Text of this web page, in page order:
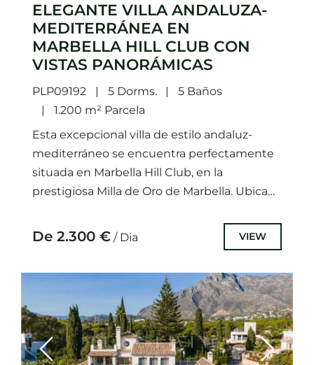
ELEGANTE VILLA ANDALUZA-
MEDITERRÁNEA EN
MARBELLA HILL CLUB CON
VISTAS PANORÁMICAS
PLP09192 5 Dorms.
5 Baños
1.200 m² Parcela
Esta excepcional villa de estilo andaluz-
mediterráneo se encuentra perfectamente
situada en Marbella Hill Club, en la
prestigiosa Milla de Oro de Marbella. Ubicada
De 2.300 € / Dia VIEW
Previous Next